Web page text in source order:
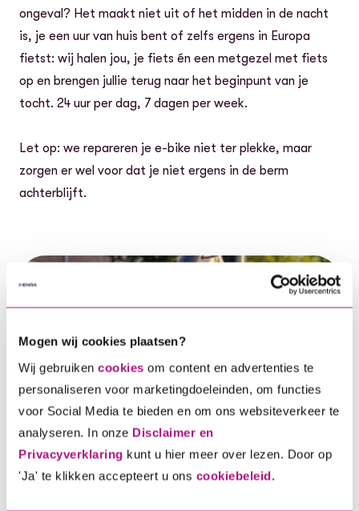
Mogen wij cookies plaatsen?
Wij gebruiken cookies om content en advertenties te
personaliseren voor marketingdoeleinden, om functies
voor Social Media te bieden en om ons websiteverkeer te
analyseren. In onze Disclaimer en
Privacyverklaring kunt u hier meer over lezen. Door op
'Ja' te klikken accepteert u ons cookiebeleid.
ongeval? Het maakt niet uit of het midden in de nacht
is, je een uur van huis bent of zelfs ergens in Europa
fietst: wij halen jou, je fiets én een metgezel met fiets
op en brengen jullie terug naar het beginpunt van je
tocht. 24 uur per dag, 7 dagen per week.
Let op: we repareren je e-bike niet ter plekke, maar
zorgen er wel voor dat je niet ergens in de berm
achterblijft.